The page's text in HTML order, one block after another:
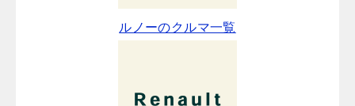
ルノーのクルマ一覧